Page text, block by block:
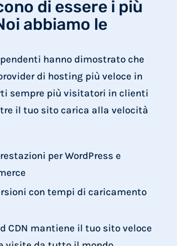
di essere i più
abbiamo le
hanno dimostrato che
di hosting più veloce in
sempre più visitatori in clienti
il tuo sito carica alla velocità
per WordPress e
con tempi di caricamento
CDN mantiene il tuo sito veloce